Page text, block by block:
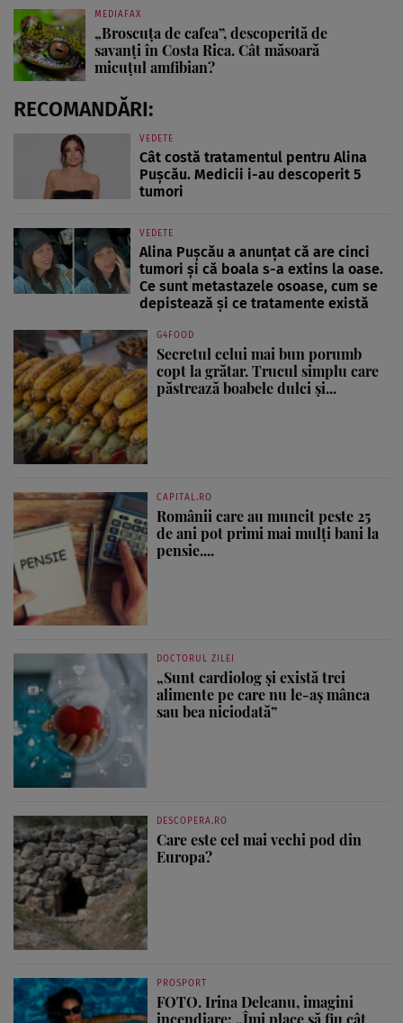
MEDIAFAX
„Broscuța de cafea”, descoperită de
savanți în Costa Rica. Cât măsoară
micuțul amfibian?
RECOMANDĂRI:
VEDETE
Cât costă tratamentul pentru Alina
Pușcău. Medicii i-au descoperit 5
tumori
VEDETE
Alina Pușcău a anunțat că are cinci
tumori și că boala s-a extins la oase.
Ce sunt metastazele osoase, cum se
depistează și ce tratamente există
G4FOOD
Secretul celui mai bun porumb
copt la grătar. Trucul simplu care
păstrează boabele dulci și...
CAPITAL.RO
Românii care au muncit peste 25
de ani pot primi mai mulți bani la
pensie....
DOCTORUL ZILEI
„Sunt cardiolog și există trei
alimente pe care nu le-aș mânca
sau bea niciodată”
DESCOPERA.RO
Care este cel mai vechi pod din
Europa?
PROSPORT
FOTO. Irina Deleanu, imagini
incendiare: „Îmi place să fiu cât